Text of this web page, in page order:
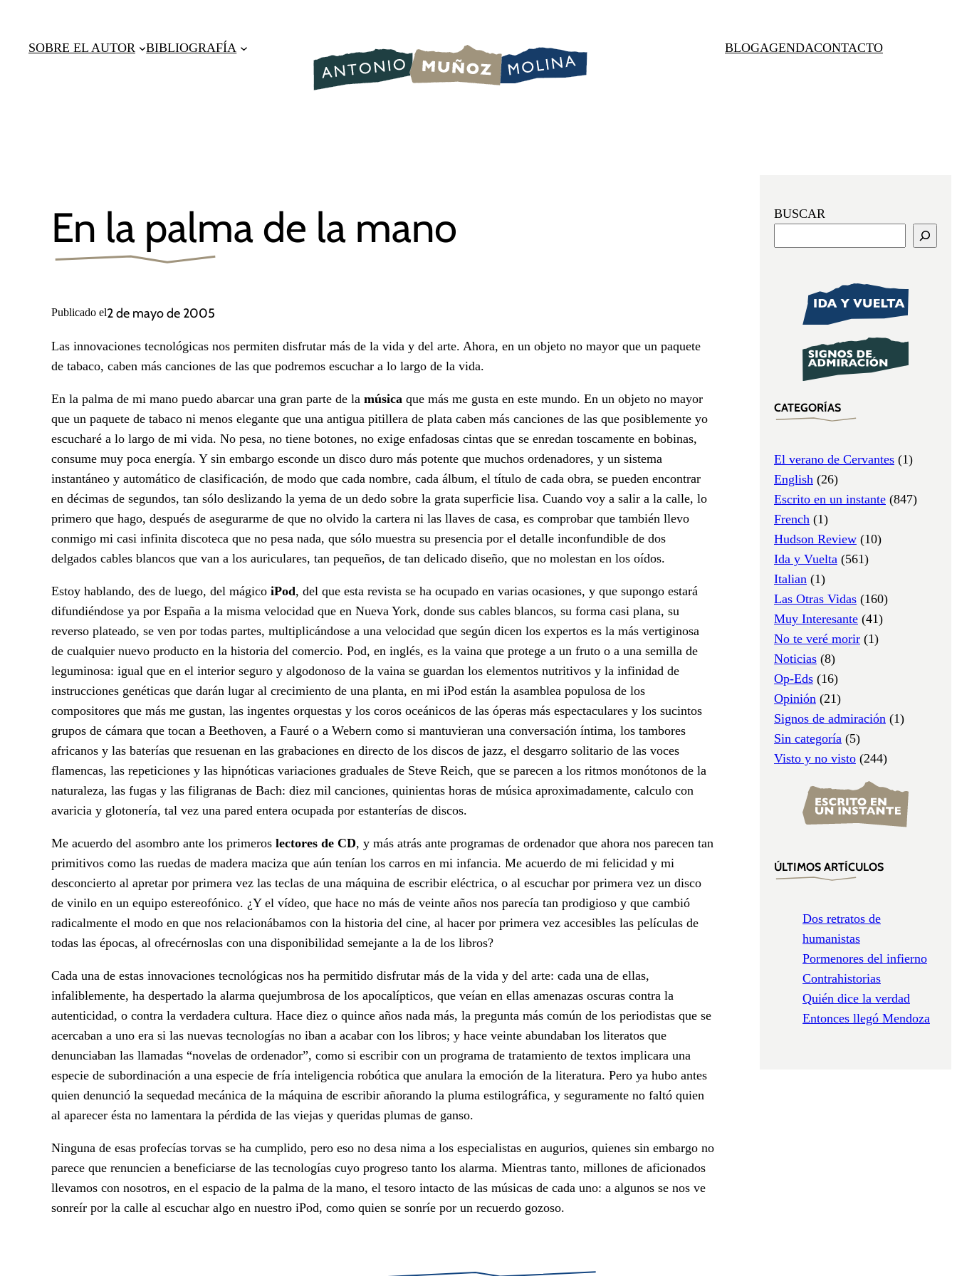
contenido
SOBRE EL AUTOR BIBLIOGRAFÍA BLOGAGENDACONTACTO
En la palma de la mano
Publicado el2 de mayo de 2005
Las innovaciones tecnológicas nos permiten disfrutar más de la vida y del arte. Ahora, en un objeto no mayor que un paquete
de tabaco, caben más canciones de las que podremos escuchar a lo largo de la vida.
En la palma de mi mano puedo abarcar una gran parte de la música que más me gusta en este mundo. En un objeto no mayor
que un paquete de tabaco ni menos elegante que una antigua pitillera de plata caben más canciones de las que posiblemente yo
escucharé a lo largo de mi vida. No pesa, no tiene botones, no exige enfadosas cintas que se enredan toscamente en bobinas,
consume muy poca energía. Y sin embargo esconde un disco duro más potente que muchos ordenadores, y un sistema
instantáneo y automático de clasificación, de modo que cada nombre, cada álbum, el título de cada obra, se pueden encontrar
en décimas de segundos, tan sólo deslizando la yema de un dedo sobre la grata superficie lisa. Cuando voy a salir a la calle, lo
primero que hago, después de asegurarme de que no olvido la cartera ni las llaves de casa, es comprobar que también llevo
conmigo mi casi infinita discoteca que no pesa nada, que sólo muestra su presencia por el detalle inconfundible de dos
delgados cables blancos que van a los auriculares, tan pequeños, de tan delicado diseño, que no molestan en los oídos.
Estoy hablando, des de luego, del mágico iPod, del que esta revista se ha ocupado en varias ocasiones, y que supongo estará
difundiéndose ya por España a la misma velocidad que en Nueva York, donde sus cables blancos, su forma casi plana, su
reverso plateado, se ven por todas partes, multiplicándose a una velocidad que según dicen los expertos es la más vertiginosa
de cualquier nuevo producto en la historia del comercio. Pod, en inglés, es la vaina que protege a un fruto o a una semilla de
leguminosa: igual que en el interior seguro y algodonoso de la vaina se guardan los elementos nutritivos y la infinidad de
instrucciones genéticas que darán lugar al crecimiento de una planta, en mi iPod están la asamblea populosa de los
compositores que más me gustan, las ingentes orquestas y los coros oceánicos de las óperas más espectaculares y los sucintos
grupos de cámara que tocan a Beethoven, a Fauré o a Webern como si mantuvieran una conversación íntima, los tambores
africanos y las baterías que resuenan en las grabaciones en directo de los discos de jazz, el desgarro solitario de las voces
flamencas, las repeticiones y las hipnóticas variaciones graduales de Steve Reich, que se parecen a los ritmos monótonos de la
naturaleza, las fugas y las filigranas de Bach: diez mil canciones, quinientas horas de música aproximadamente, calculo con
avaricia y glotonería, tal vez una pared entera ocupada por estanterías de discos.
Me acuerdo del asombro ante los primeros lectores de CD, y más atrás ante programas de ordenador que ahora nos parecen tan
primitivos como las ruedas de madera maciza que aún tenían los carros en mi infancia. Me acuerdo de mi felicidad y mi
desconcierto al apretar por primera vez las teclas de una máquina de escribir eléctrica, o al escuchar por primera vez un disco
de vinilo en un equipo estereofónico. ¿Y el vídeo, que hace no más de veinte años nos parecía tan prodigioso y que cambió
radicalmente el modo en que nos relacionábamos con la historia del cine, al hacer por primera vez accesibles las películas de
todas las épocas, al ofrecérnoslas con una disponibilidad semejante a la de los libros?
Cada una de estas innovaciones tecnológicas nos ha permitido disfrutar más de la vida y del arte: cada una de ellas,
infaliblemente, ha despertado la alarma quejumbrosa de los apocalípticos, que veían en ellas amenazas oscuras contra la
autenticidad, o contra la verdadera cultura. Hace diez o quince años nada más, la pregunta más común de los periodistas que se
acercaban a uno era si las nuevas tecnologías no iban a acabar con los libros; y hace veinte abundaban los literatos que
denunciaban las llamadas “novelas de ordenador”, como si escribir con un programa de tratamiento de textos implicara una
especie de subordinación a una especie de fría inteligencia robótica que anulara la emoción de la literatura. Pero ya hubo antes
quien denunció la sequedad mecánica de la máquina de escribir añorando la pluma estilográfica, y seguramente no faltó quien
al aparecer ésta no lamentara la pérdida de las viejas y queridas plumas de ganso.
Ninguna de esas profecías torvas se ha cumplido, pero eso no desa nima a los especialistas en augurios, quienes sin embargo no
parece que renuncien a beneficiarse de las tecnologías cuyo progreso tanto los alarma. Mientras tanto, millones de aficionados
llevamos con nosotros, en el espacio de la palma de la mano, el tesoro intacto de las músicas de cada uno: a algunos se nos ve
sonreír por la calle al escuchar algo en nuestro iPod, como quien se sonríe por un recuerdo gozoso.
BUSCAR
CATEGORÍAS
El verano de Cervantes (1)
English (26)
Escrito en un instante (847)
French (1)
Hudson Review (10)
Ida y Vuelta (561)
Italian (1)
Las Otras Vidas (160)
Muy Interesante (41)
No te veré morir (1)
Noticias (8)
Op-Eds (16)
Opinión (21)
Signos de admiración (1)
Sin categoría (5)
Visto y no visto (244)
ÚLTIMOS ARTÍCULOS
Dos retratos de
humanistas
Pormenores del infierno
Contrahistorias
Quién dice la verdad
Entonces llegó Mendoza